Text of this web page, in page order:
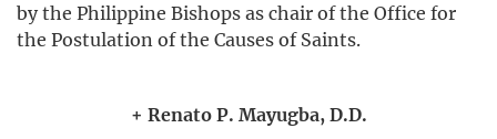
by the Philippine Bishops as chair of the Office for
the Postulation of the Causes of Saints.
+ Renato P. Mayugba, D.D.